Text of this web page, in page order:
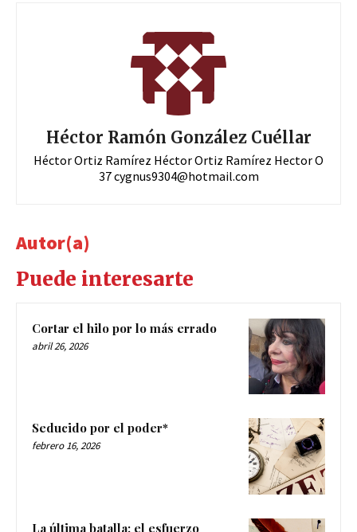
Héctor Ramón González Cuéllar
Héctor Ortiz Ramírez Héctor Ortiz Ramírez Hector O
37cygnus9304@hotmail.com
Autor(a)
Puede interesarte
Cortar el hilo por lo más errado
Seducido por el poder*
febrero 16, 2026
La última batalla: el esfuerzo